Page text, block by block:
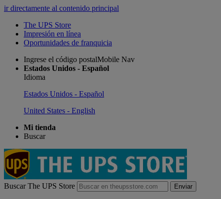
ir directamente al contenido principal
The UPS Store
Impresión en línea
Oportunidades de franquicia
Ingrese el código postalMobile Nav
Estados Unidos - Español
Idioma
Estados Unidos - Español
United States - English
Mi tienda
Buscar
Buscar The UPS Store Enviar